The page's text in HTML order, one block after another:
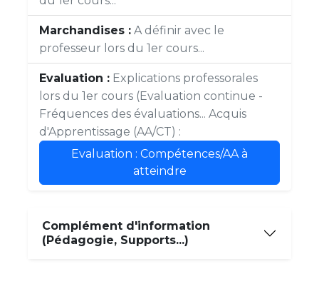
Marchandises : A définir avec le
professeur lors du 1er cours...
Evaluation : Explications professorales
lors du 1er cours (Evaluation continue -
Fréquences des évaluations... Acquis
d'Apprentissage (AA/CT) :
Evaluation : Compétences/AA à
atteindre
Complément d'information
(Pédagogie, Supports...)